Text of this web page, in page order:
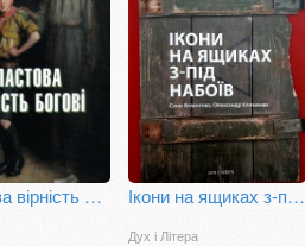
Пластова вірність Богові Ікони на ящиках з-під набоїв
Дух і Літера